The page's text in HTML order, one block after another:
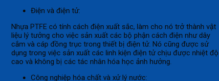
Điện và điện tử:
Nhựa PTFE có tính cách điện xuất sắc, làm cho nó trở thành vật
liệu lý tưởng cho việc sản xuất các bộ phận cách điện như dây
cắm và cáp đồng trục trong thiết bị điện tử. Nó cũng được sử
dụng trong việc sản xuất các linh kiện điện tử chịu được nhiệt độ
cao và không bị các tác nhân hóa học ảnh hưởng.
Công nghiệp hóa chất và xử lý nước: